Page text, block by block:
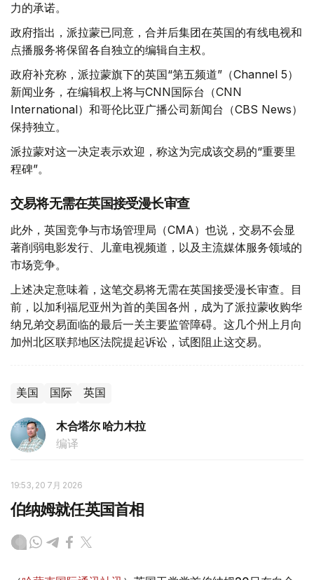
力的承诺。
政府指出，派拉蒙已同意，合并后集团在英国的有线电视和
点播服务将保留各自独立的编辑自主权。
政府补充称，派拉蒙旗下的英国“第五频道”（Channel 5）
新闻业务，在编辑权上将与CNN国际台（CNN
International）和哥伦比亚广播公司新闻台（CBS News）
保持独立。
派拉蒙对这一决定表示欢迎，称这为完成该交易的“重要里
程碑”。
交易将无需在英国接受漫长审查
此外，英国竞争与市场管理局（CMA）也说，交易不会显
著削弱电影发行、儿童电视频道，以及主流媒体服务领域的
市场竞争。
上述决定意味着，这笔交易将无需在英国接受漫长审查。目
前，以加利福尼亚州为首的美国各州，成为了派拉蒙收购华
纳兄弟交易面临的最后一关主要监管障碍。这几个州上月向
加州北区联邦地区法院提起诉讼，试图阻止这交易。
美国 国际 英国
木合塔尔 哈力木拉
编译
19:53, 20 7月 2026
伯纳姆就任英国首相